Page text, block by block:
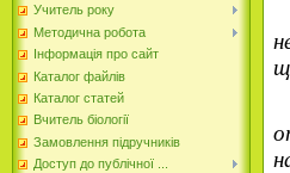
Учитель року
Методична робота
Інформація про сайт
Каталог файлів
Каталог статей
Вчитель біології
Замовлення підручників
Доступ до публічної ...